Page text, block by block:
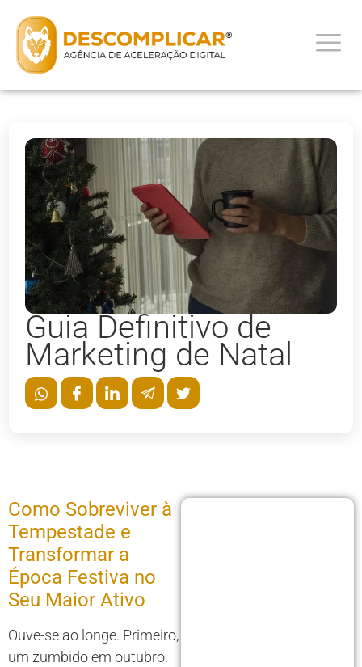
Guia Definitivo de
Marketing de Natal
Como Sobreviver à
Tempestade e
Transformar a
Época Festiva no
Seu Maior Ativo
Ouve-se ao longe. Primeiro,
um zumbido em outubro.